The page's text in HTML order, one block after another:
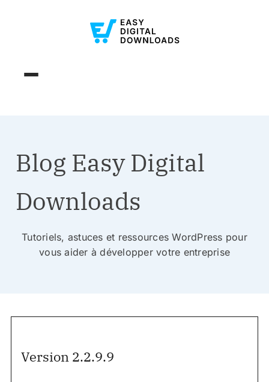
Blog Easy Digital
Downloads
Tutoriels, astuces et ressources WordPress pour
vous aider à développer votre entreprise
Version 2.2.9.9